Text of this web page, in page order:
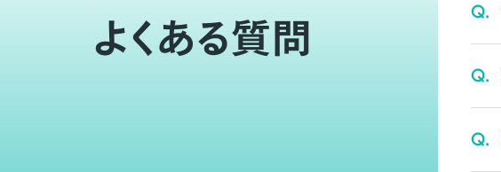
よくある質問
Q.
Q.
Q.